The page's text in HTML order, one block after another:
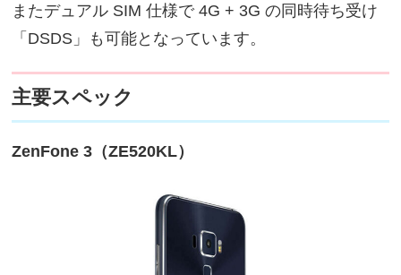
またデュアル SIM 仕様で 4G + 3G の同時待ち受け
「DSDS」も可能となっています。
主要スペック
ZenFone 3（ZE520KL）